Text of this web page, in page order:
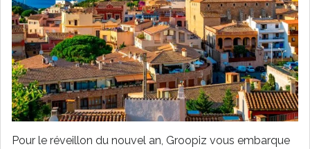
Pour le réveillon du nouvel an, Groopiz vous embarque